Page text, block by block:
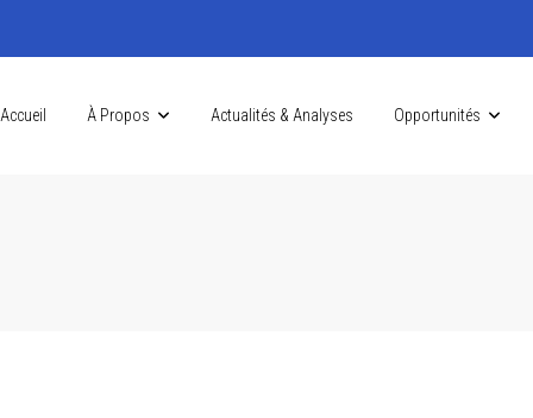
Accueil À Propos Actualités & Analyses Opportunités